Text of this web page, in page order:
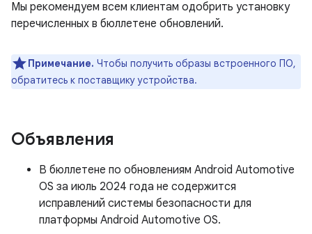
Мы рекомендуем всем клиентам одобрить установку
перечисленных в бюллетене обновлений.
Примечание. Чтобы получить образы встроенного ПО,
обратитесь к поставщику устройства.
Объявления
В бюллетене по обновлениям Android Automotive
OS за июль 2024 года не содержится
исправлений системы безопасности для
платформы Android Automotive OS.